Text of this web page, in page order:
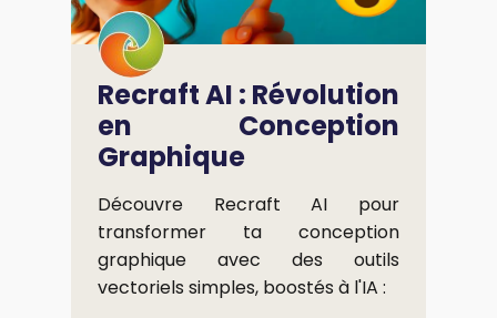
Recraft AI : Révolution
en Conception
Graphique
Découvre Recraft AI pour
transformer ta conception
graphique avec des outils
vectoriels simples, boostés à l'IA :